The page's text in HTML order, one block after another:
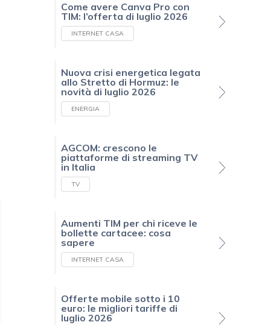
Come avere Canva Pro con
TIM: l’offerta di luglio 2026
INTERNET CASA
Nuova crisi energetica legata
allo Stretto di Hormuz: le
novità di luglio 2026
ENERGIA
AGCOM: crescono le
piattaforme di streaming TV
in Italia
TV
Aumenti TIM per chi riceve le
bollette cartacee: cosa
sapere
INTERNET CASA
Offerte mobile sotto i 10
euro: le migliori tariffe di
luglio 2026